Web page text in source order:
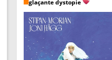
glaçante dystopie